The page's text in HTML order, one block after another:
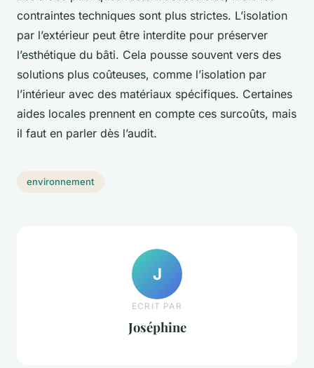
contraintes techniques sont plus strictes. L’isolation
par l’extérieur peut être interdite pour préserver
l’esthétique du bâti. Cela pousse souvent vers des
solutions plus coûteuses, comme l’isolation par
l’intérieur avec des matériaux spécifiques. Certaines
aides locales prennent en compte ces surcoûts, mais
il faut en parler dès l’audit.
environnement
J
ECRIT PAR
Joséphine